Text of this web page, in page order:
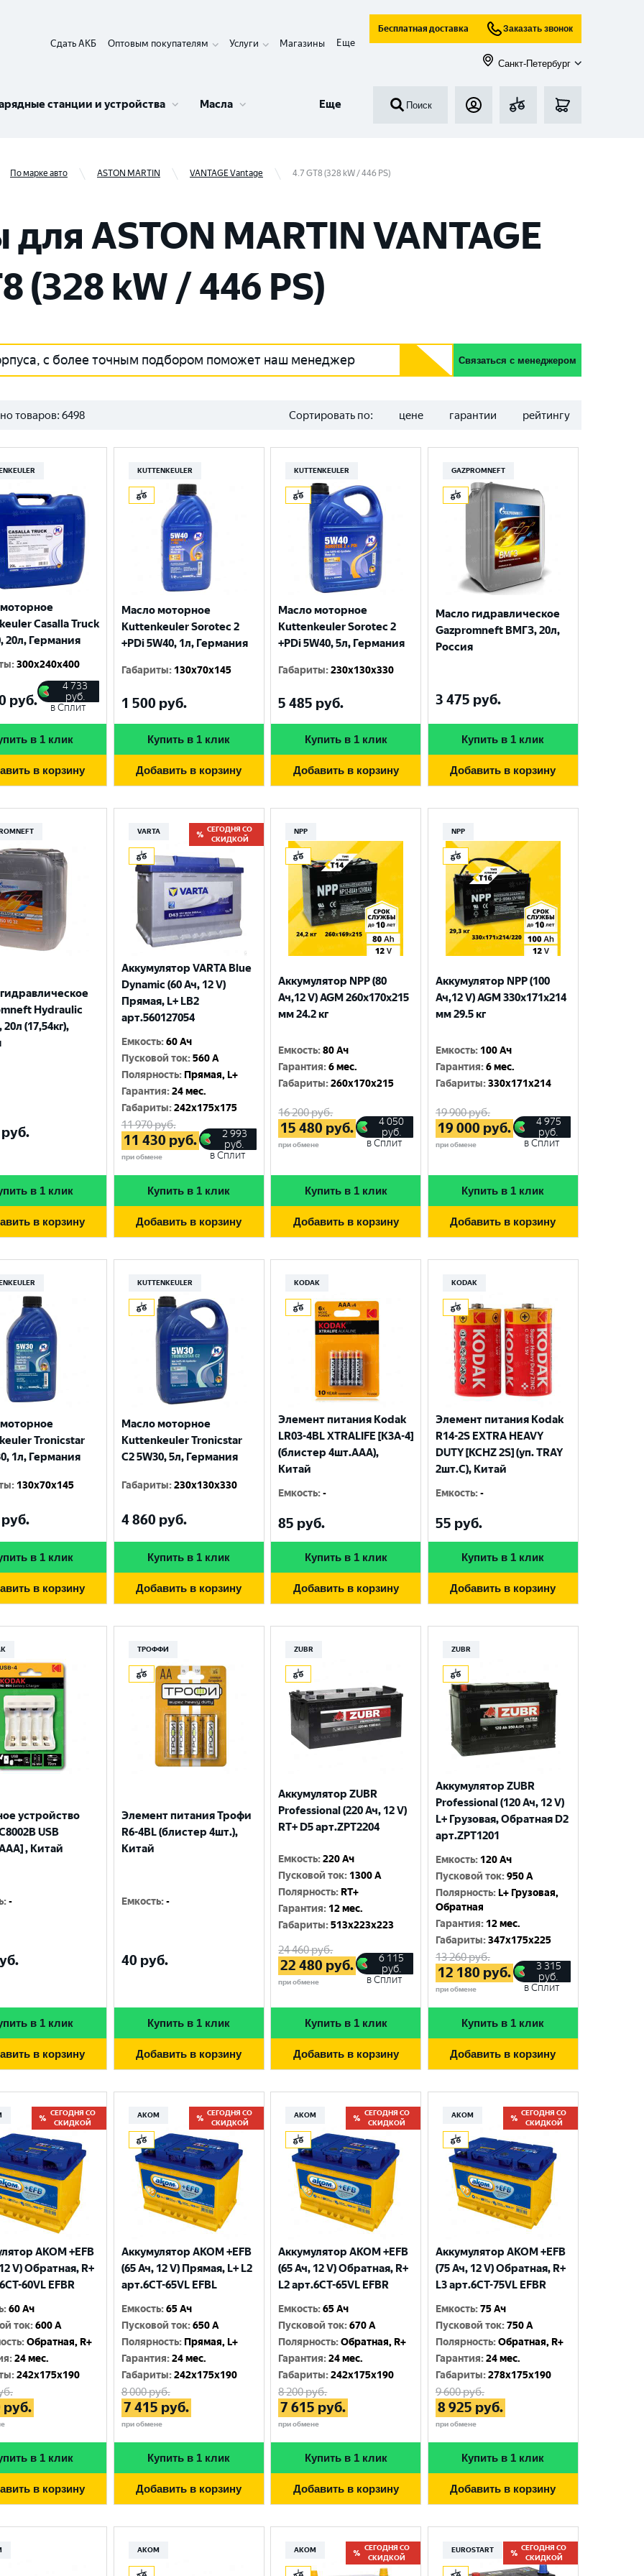
Сдать АКБ Оптовым покупателям Услуги Магазины Еще
Бесплатная доставка Заказать звонок
Санкт-Петербург
станции и устройства Масла Еще Поиск
По марке авто ASTON MARTIN VANTAGE Vantage 4.7 GT8 (328 kW / 446 PS)
ASTON MARTIN VANTAGE
(328 kW / 446 PS)
с более точным подбором поможет наш менеджер Связаться с менеджером
товаров: 6498 Сортировать по: цене гарантии рейтингу
Casalla Truck
20л, Германия
:300x240x400
руб.
4 733
руб.
в Сплит
в 1 клик
в корзину
KUTTENKEULER
Масло моторное
Kuttenkeuler Sorotec 2
+PDi 5W40, 1л, Германия
Габариты: 130x70x145
1 500 руб.
Купить в 1 клик
Добавить в корзину
KUTTENKEULER
Масло моторное
Kuttenkeuler Sorotec 2
+PDi 5W40, 5л, Германия
Габариты:230x130x330
5 485 руб.
Купить в 1 клик
Добавить в корзину
GAZPROMNEFT
Масло гидравлическое
Gazpromneft ВМГЗ, 20л,
Россия
3 475 руб.
Купить в 1 клик
Добавить в корзину
Hydraulic
20л (17,54кг),
руб.
в 1 клик
в корзину
VARTA
СЕГОДНЯ СО
СКИДКОЙ
Аккумулятор VARTA Blue
Dynamic (60 Ач, 12 V)
Прямая, L+ LB2
арт.560127054
Емкость:60 Ач
Пусковой ток:560 A
Полярность: Прямая, L+
Гарантия:24 мес.
Габариты:242x175x175
11 970руб.
11 430 руб.
при обмене
2 993
руб.
в Сплит
Купить в 1 клик
Добавить в корзину
NPP
Аккумулятор NPP (80
Ач,12 V) AGM 260x170x215
мм 24.2 кг
Емкость:80 Ач
Гарантия:6 мес.
Габариты:260x170x215
16 200руб.
15 480 руб.
при обмене
4 050
руб.
в Сплит
Купить в 1 клик
Добавить в корзину
NPP
Аккумулятор NPP (100
Ач,12 V) AGM 330x171x214
мм 29.5 кг
Емкость: 100 Ач
Гарантия:6 мес.
Габариты:330x171x214
19 900руб.
19 000 руб.
при обмене
4 975
руб.
в Сплит
Купить в 1 клик
Добавить в корзину
Tronicstar
1л, Германия
: 130x70x145
руб.
в 1 клик
в корзину
KUTTENKEULER
Масло моторное
Kuttenkeuler Tronicstar
C2 5W30, 5л, Германия
Габариты:230x130x330
4 860 руб.
Купить в 1 клик
Добавить в корзину
KODAK
Элемент питания Kodak
LR03-4BL XTRALIFE [K3A-4]
(блистер 4шт.AАА),
Китай
Емкость:-
85 руб.
Купить в 1 клик
Добавить в корзину
KODAK
Элемент питания Kodak
R14-2S EXTRA HEAVY
DUTY [KCHZ 2S] (уп. TRAY
2шт.C), Китай
Емкость:-
55 руб.
Купить в 1 клик
Добавить в корзину
устройство
USB
, Китай
:-
в 1 клик
в корзину
ТРОФФИ
Элемент питания Трофи
R6-4BL (блистер 4шт.),
Китай
Емкость:-
40 руб.
Купить в 1 клик
Добавить в корзину
ZUBR
Аккумулятор ZUBR
Professional (220 Ач, 12 V)
RT+ D5 арт.ZPT2204
Емкость:220 Ач
Пусковой ток: 1300 A
Полярность: RT+
Гарантия: 12 мес.
Габариты:513x223x223
24 460руб.
22 480 руб.
при обмене
6 115
руб.
в Сплит
Купить в 1 клик
Добавить в корзину
ZUBR
Аккумулятор ZUBR
Professional (120 Ач, 12 V)
L+ Грузовая, Обратная D2
арт.ZPT1201
Емкость: 120 Ач
Пусковой ток:950 A
Полярность: L+ Грузовая,
Обратная
Гарантия: 12 мес.
Габариты:347x175x225
13 260руб.
12 180 руб.
при обмене
3 315
руб.
в Сплит
Купить в 1 клик
Добавить в корзину
СЕГОДНЯ СО
СКИДКОЙ
AKOM +EFB
V) Обратная, R+
60VL EFBR
:60 Ач
ток:600 A
:Обратная, R+
:24 мес.
:242x175x190
руб.
в 1 клик
в корзину
АКОМ
СЕГОДНЯ СО
СКИДКОЙ
Аккумулятор AKOM +EFB
(65 Ач, 12 V) Прямая, L+ L2
арт.6СТ-65VL EFBL
Емкость:65 Ач
Пусковой ток:650 A
Полярность: Прямая, L+
Гарантия:24 мес.
Габариты:242x175x190
8 000руб.
7 415 руб.
при обмене
Купить в 1 клик
Добавить в корзину
АКОМ
СЕГОДНЯ СО
СКИДКОЙ
Аккумулятор AKOM +EFB
(65 Ач, 12 V) Обратная, R+
L2 арт.6CT-65VL EFBR
Емкость:65 Ач
Пусковой ток:670 A
Полярность:Обратная, R+
Гарантия:24 мес.
Габариты:242x175x190
8 200руб.
7 615 руб.
при обмене
Купить в 1 клик
Добавить в корзину
АКОМ
СЕГОДНЯ СО
СКИДКОЙ
Аккумулятор AKOM +EFB
(75 Ач, 12 V) Обратная, R+
L3 арт.6СТ-75VL EFBR
Емкость:75 Ач
Пусковой ток:750 A
Полярность:Обратная, R+
Гарантия:24 мес.
Габариты:278x175x190
9 600руб.
8 925 руб.
при обмене
Купить в 1 клик
Добавить в корзину
АКОМ АКОМ
СЕГОДНЯ СО
СКИДКОЙ
EUROSTART
СЕГОДНЯ СО
СКИДКОЙ
Выберите ваш город
Гатчина
Смоленск